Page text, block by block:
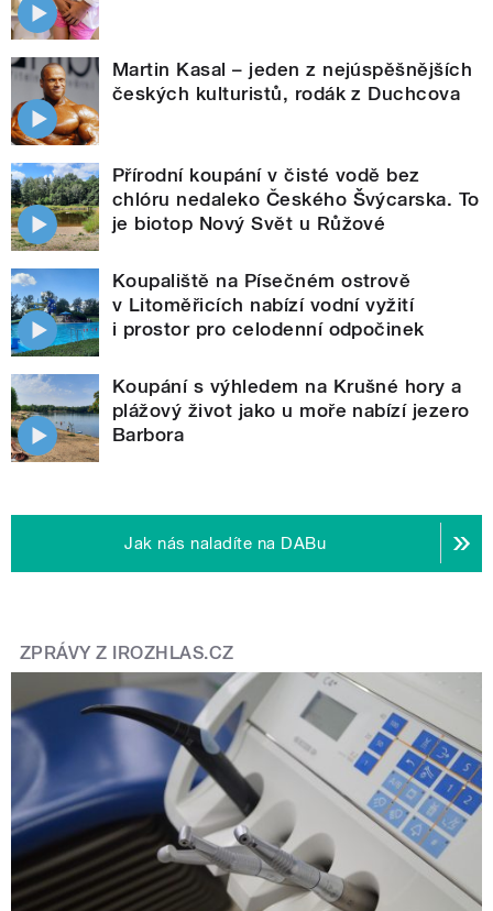
Martin Kasal – jeden z nejúspěšnějších
českých kulturistů, rodák z Duchcova
Přírodní koupání v čisté vodě bez
chlóru nedaleko Českého Švýcarska. To
je biotop Nový Svět u Růžové
Koupaliště na Písečném ostrově
v Litoměřicích nabízí vodní vyžití
i prostor pro celodenní odpočinek
Koupání s výhledem na Krušné hory a
plážový život jako u moře nabízí jezero
Barbora
Jak nás naladíte na DABu
ZPRÁVY Z IROZHLAS.CZ